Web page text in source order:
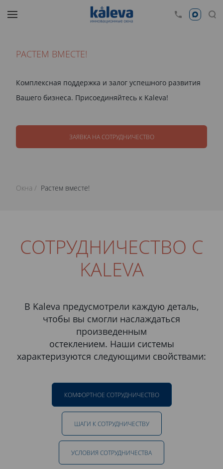
РАСТЕМ ВМЕСТЕ!
Комплексная поддержка и залог успешного развития
Вашего бизнеса. Присоединяйтесь к Kaleva!
ЗАЯВКА НА СОТРУДНИЧЕСТВО
Окна Растем вместе!
СОТРУДНИЧЕСТВО С
KALEVA
В Kaleva предусмотрели каждую деталь,
чтобы вы смогли наслаждаться
произведенным
остеклением. Наши системы
характеризуются следующими свойствами:
КОМФОРТНОЕ СОТРУДНИЧЕСТВО
ШАГИ К СОТРУДНИЧЕСТВУ
УСЛОВИЯ СОТРУДНИЧЕСТВА